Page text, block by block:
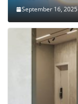
September 16, 2025